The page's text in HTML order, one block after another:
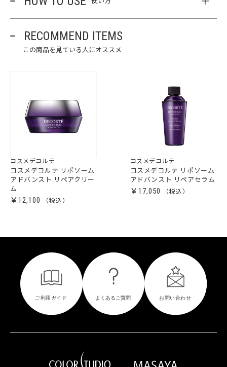
RECOMMEND ITEMS
この商品を見ている人にオススメ
コスメデコルテ
コスメデコルテ リポソーム
アドバンスト リペアクリー
ム
￥12,100
コスメデコルテ
コスメデコルテ リポソーム
アドバンスト リペアセラム
￥17,050